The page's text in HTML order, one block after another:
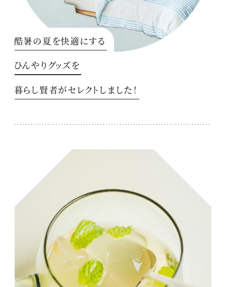
酷暑の夏を快適にする
ひんやりグッズを
暮らし賢者がセレクトしました！